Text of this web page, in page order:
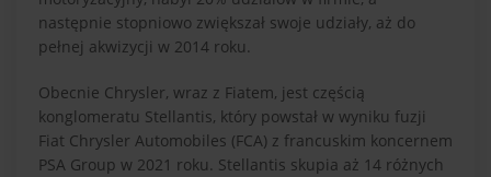
następnie stopniowo zwiększał swoje udziały, aż do
pełnej akwizycji w 2014 roku​.
Obecnie Chrysler, wraz z Fiatem, jest częścią
konglomeratu Stellantis, który powstał w wyniku fuzji
Fiat Chrysler Automobiles (FCA) z francuskim koncernem
PSA Group w 2021 roku. Stellantis skupia aż 14 różnych